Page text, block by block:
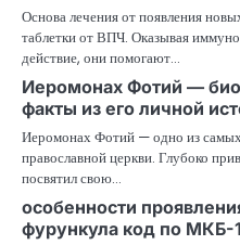
Основа лечения от появления
таблетки от ВПЧ. Оказывая
действие, они помогают…
Иеромонах Фотий —
факты из его личной
Иеромонах Фотий — одно из
православной церкви. Глубоко
посвятил свою…
особенности
фурункула код по МКБ-